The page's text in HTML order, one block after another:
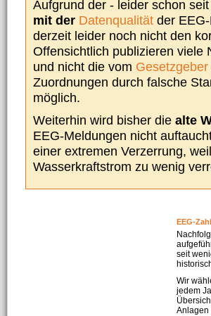
Aufgrund der - leider schon
mit der Datenqualität der
derzeit leider noch nicht den
Offensichtlich publizieren viele
und nicht die vom
Zuordnungen durch falsche
möglich.
Weiterhin wird bisher die alte
EEG-Meldungen nicht
einer extremen Verzerrung,
Wasserkraftstrom zu wenig
EEG-
seit
Wir
jedem
Anlagen